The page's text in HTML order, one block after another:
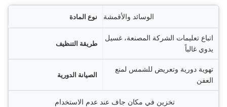
الوسائد والأقمشة
اتباع تعليمات الشركة المصنعة، غسيل
يدوي غالباً
تهوية دورية وتعريض للشمس لمنع
العفن
تخزين في مكان جاف عند عدم الاستخدام